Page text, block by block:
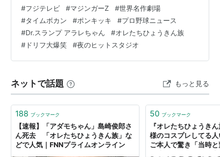
称「目玉マーク」
#フジテレビ #マジンガーZ #世界名作劇場
#タイムボカン #ポンキッキ #プロ野球ニュース
#Dr.スランプ アラレちゃん #オレたちひょうきん族
# ドリフ大爆笑 #夜のヒットスタジオ
ネットで話題 もっと見る
188 ブックマーク
【速報】「アダモちゃん」島崎俊郎さ
ん死去 「オレたちひょうきん族」な
どで人気｜FNNプライムオンライン
50 ブックマーク
『オレたちひょうき
様のコスプレしてる
ご本人で驚き「当時